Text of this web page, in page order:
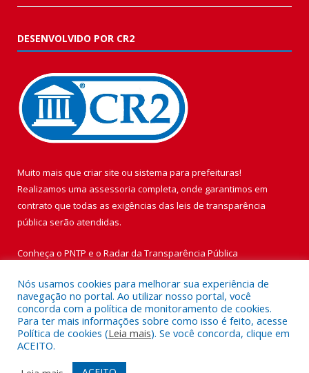
DESENVOLVIDO POR CR2
Muito mais que criar site ou sistema para prefeituras!
Realizamos uma assessoria completa, onde garantimos em
contrato que todas as exigências das leis de transparência
pública serão atendidas.
Conheça o PNTP e o Radar da Transparência Pública
Todos os direitos reservados a Prefeitura Municipal de Vigia de
Nazaré.
Nós usamos cookies para melhorar sua experiência de
navegação no portal. Ao utilizar nosso portal, você
concorda com a política de monitoramento de cookies.
Para ter mais informações sobre como isso é feito, acesse
Política de cookies (Leia mais). Se você concorda, clique em
ACEITO.